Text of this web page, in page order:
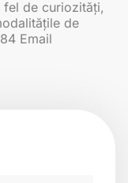
fel de curiozități,
de
Email